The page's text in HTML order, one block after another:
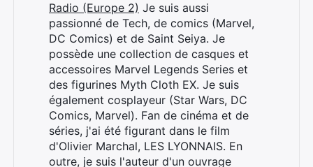
Radio (Europe 2) Je suis aussi
passionné de Tech, de comics (Marvel,
DC Comics) et de Saint Seiya. Je
possède une collection de casques et
accessoires Marvel Legends Series et
des figurines Myth Cloth EX. Je suis
également cosplayeur (Star Wars, DC
Comics, Marvel). Fan de cinéma et de
séries, j'ai été figurant dans le film
d'Olivier Marchal, LES LYONNAIS. En
outre, je suis l'auteur d'un ouvrage